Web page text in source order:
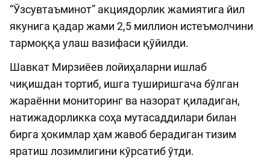
“Ўзсувтаъминот” акциядорлик жамиятига йил
якунига қадар жами 2,5 миллион истеъмолчини
тармоққа улаш вазифаси қўйилди.
Шавкат Мирзиёев лойиҳаларни ишлаб
чиқишдан тортиб, ишга туширишгача бўлган
жараённи мониторинг ва назорат қиладиган,
натижадорликка соҳа мутасаддилари билан
бирга ҳокимлар ҳам жавоб берадиган тизим
яратиш лозимлигини кўрсатиб ўтди.